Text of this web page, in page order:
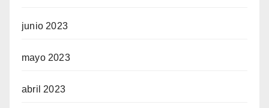
junio 2023
mayo 2023
abril 2023